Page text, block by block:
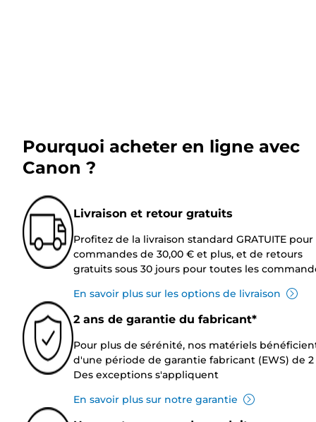
Pourquoi acheter en ligne avec
Canon ?
Livraison et retour gratuits
Profitez de la livraison standard GRATUITE pour
commandes de 30,00 € et plus, et de retours
gratuits sous 30 jours pour toutes les
En savoir plus sur les options de livraison
2 ans de garantie du fabricant*
Pour plus de sérénité, nos matériels
d'une période de garantie fabricant (EWS) de 2
Des exceptions s'appliquent
En savoir plus sur notre garantie